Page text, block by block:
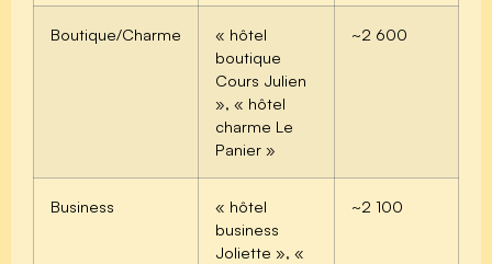
Boutique/Charme
« hôtel
boutique
Cours Julien
», « hôtel
charme Le
Panier »
~2 600
Business
« hôtel
business
Joliette », «
~2 100